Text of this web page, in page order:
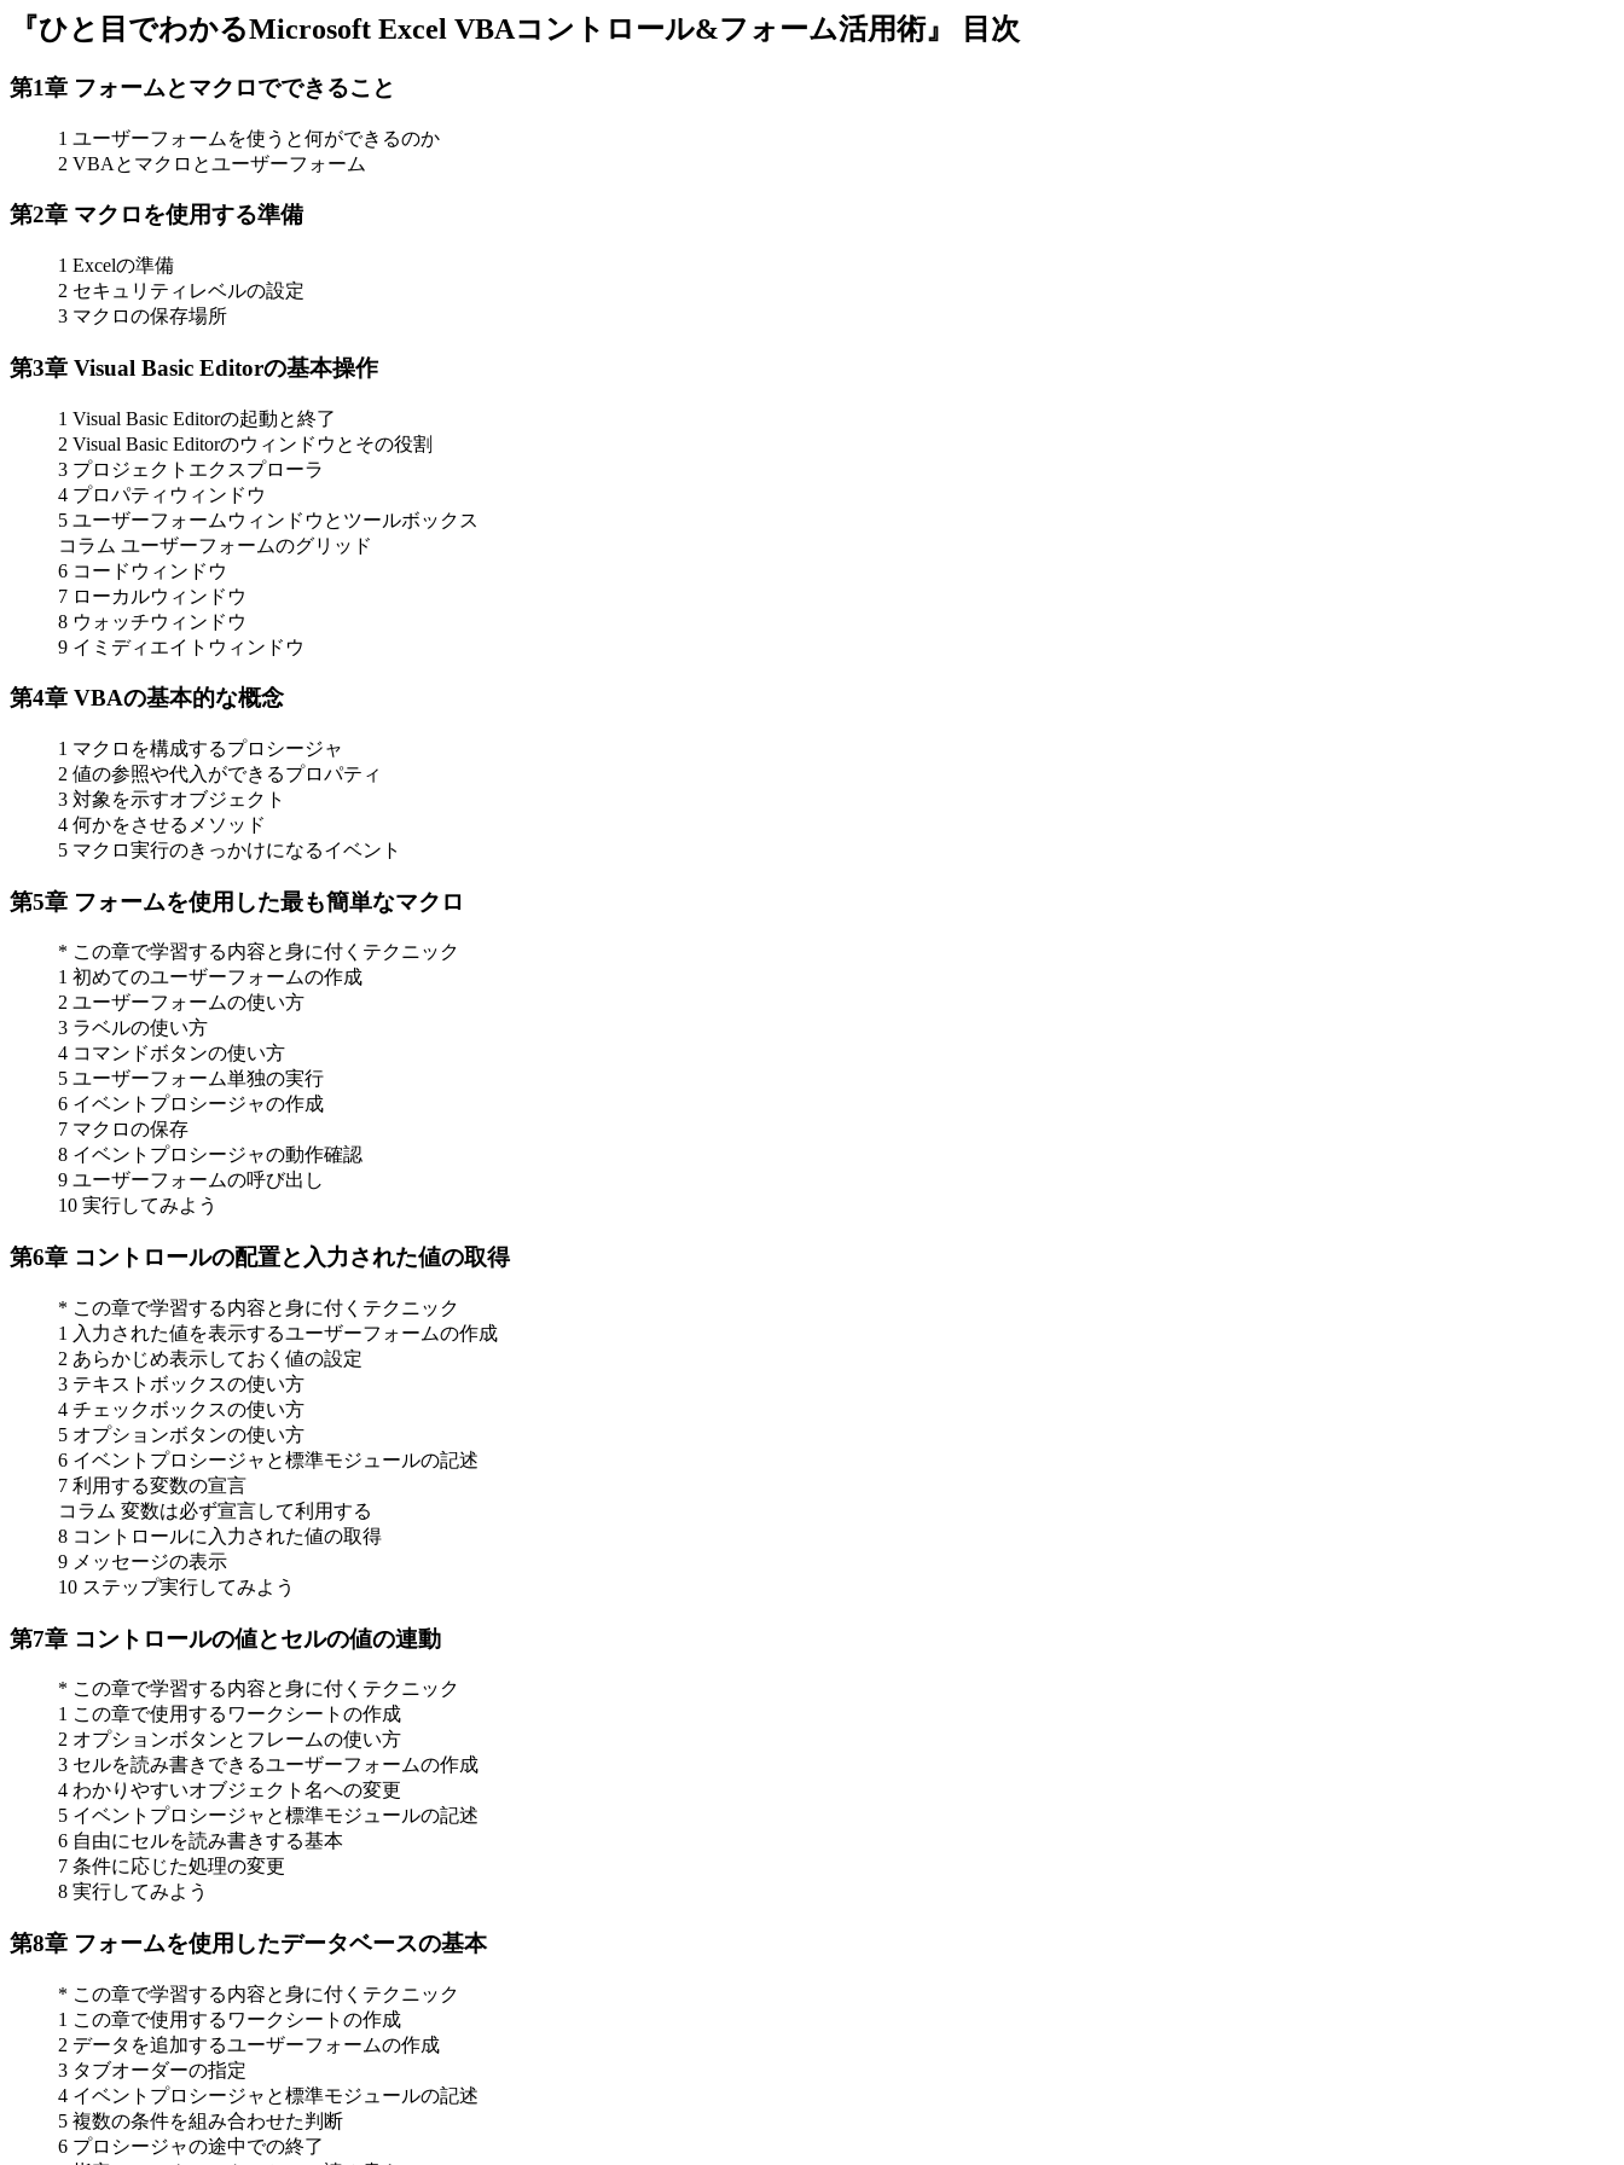
『ひと目でわかるMicrosoft Excel VBAコントロール&フォーム活用術』 目次
第1章 フォームとマクロでできること
1 ユーザーフォームを使うと何ができるのか
2 VBAとマクロとユーザーフォーム
第2章 マクロを使用する準備
1 Excelの準備
2 セキュリティレベルの設定
3 マクロの保存場所
第3章 Visual Basic Editorの基本操作
1 Visual Basic Editorの起動と終了
2 Visual Basic Editorのウィンドウとその役割
3 プロジェクトエクスプローラ
4 プロパティウィンドウ
5 ユーザーフォームウィンドウとツールボックス
コラム ユーザーフォームのグリッド
6 コードウィンドウ
7 ローカルウィンドウ
8 ウォッチウィンドウ
9 イミディエイトウィンドウ
第4章 VBAの基本的な概念
1 マクロを構成するプロシージャ
2 値の参照や代入ができるプロパティ
3 対象を示すオブジェクト
4 何かをさせるメソッド
5 マクロ実行のきっかけになるイベント
第5章 フォームを使用した最も簡単なマクロ
* この章で学習する内容と身に付くテクニック
1 初めてのユーザーフォームの作成
2 ユーザーフォームの使い方
3 ラベルの使い方
4 コマンドボタンの使い方
5 ユーザーフォーム単独の実行
6 イベントプロシージャの作成
7 マクロの保存
8 イベントプロシージャの動作確認
9 ユーザーフォームの呼び出し
10 実行してみよう
第6章 コントロールの配置と入力された値の取得
* この章で学習する内容と身に付くテクニック
1 入力された値を表示するユーザーフォームの作成
2 あらかじめ表示しておく値の設定
3 テキストボックスの使い方
4 チェックボックスの使い方
5 オプションボタンの使い方
6 イベントプロシージャと標準モジュールの記述
7 利用する変数の宣言
コラム 変数は必ず宣言して利用する
8 コントロールに入力された値の取得
9 メッセージの表示
10 ステップ実行してみよう
第7章 コントロールの値とセルの値の連動
* この章で学習する内容と身に付くテクニック
1 この章で使用するワークシートの作成
2 オプションボタンとフレームの使い方
3 セルを読み書きできるユーザーフォームの作成
4 わかりやすいオブジェクト名への変更
5 イベントプロシージャと標準モジュールの記述
6 自由にセルを読み書きする基本
7 条件に応じた処理の変更
8 実行してみよう
第8章 フォームを使用したデータベースの基本
* この章で学習する内容と身に付くテクニック
1 この章で使用するワークシートの作成
2 データを追加するユーザーフォームの作成
3 タブオーダーの指定
4 イベントプロシージャと標準モジュールの記述
5 複数の条件を組み合わせた判断
6 プロシージャの途中での終了